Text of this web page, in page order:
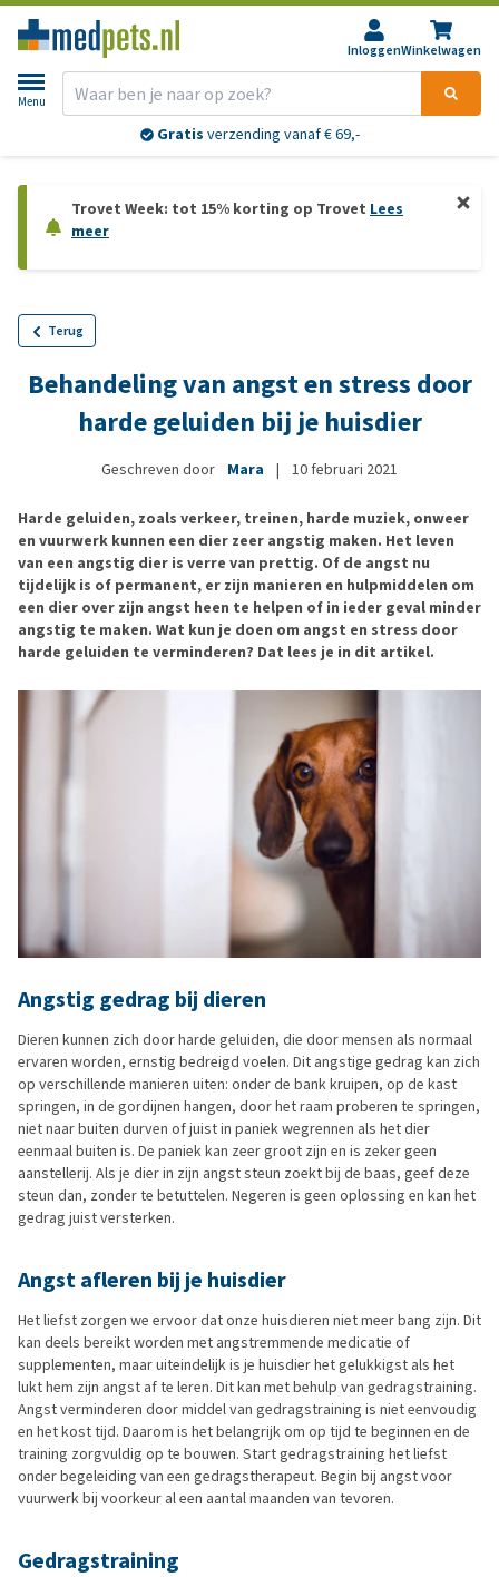
InloggenWinkelwagen
Menu
Gratis verzending vanaf € 69,-
Trovet Week: tot 15% korting op Trovet Lees
meer
Terug
Behandeling van angst en stress door
harde geluiden bij je huisdier
Geschreven door Mara | 10 februari 2021
Harde geluiden, zoals verkeer, treinen, harde muziek, onweer
en vuurwerk kunnen een dier zeer angstig maken. Het leven
van een angstig dier is verre van prettig. Of de angst nu
tijdelijk is of permanent, er zijn manieren en hulpmiddelen om
een dier over zijn angst heen te helpen of in ieder geval minder
angstig te maken. Wat kun je doen om angst en stress door
harde geluiden te verminderen? Dat lees je in dit artikel.
Angstig gedrag bij dieren
Dieren kunnen zich door harde geluiden, die door mensen als normaal
ervaren worden, ernstig bedreigd voelen. Dit angstige gedrag kan zich
op verschillende manieren uiten: onder de bank kruipen, op de kast
springen, in de gordijnen hangen, door het raam proberen te springen,
niet naar buiten durven of juist in paniek wegrennen als het dier
eenmaal buiten is. De paniek kan zeer groot zijn en is zeker geen
aanstellerij. Als je dier in zijn angst steun zoekt bij de baas, geef deze
steun dan, zonder te betuttelen. Negeren is geen oplossing en kan het
gedrag juist versterken.
Angst afleren bij je huisdier
Het liefst zorgen we ervoor dat onze huisdieren niet meer bang zijn. Dit
kan deels bereikt worden met angstremmende medicatie of
supplementen, maar uiteindelijk is je huisdier het gelukkigst als het
lukt hem zijn angst af te leren. Dit kan met behulp van gedragstraining.
Angst verminderen door middel van gedragstraining is niet eenvoudig
en het kost tijd. Daarom is het belangrijk om op tijd te beginnen en de
training zorgvuldig op te bouwen. Start gedragstraining het liefst
onder begeleiding van een gedragstherapeut. Begin bij angst voor
vuurwerk bij voorkeur al een aantal maanden van tevoren.
Gedragstraining